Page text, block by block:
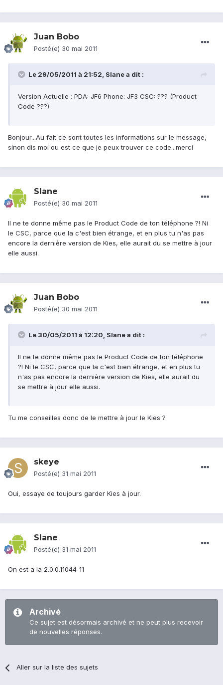
Juan Bobo
Posté(e) 30 mai 2011
Le 29/05/2011 à 21:52, Slane a dit :
Version Actuelle : PDA: JF6 Phone: JF3 CSC: ??? (Product
Code ???)
Bonjour...Au fait ce sont toutes les informations sur le message,
sinon dis moi ou est ce que je peux trouver ce code...merci
Slane
Posté(e) 30 mai 2011
Il ne te donne même pas le Product Code de ton téléphone ?! Ni
le CSC, parce que la c'est bien étrange, et en plus tu n'as pas
encore la dernière version de Kies, elle aurait du se mettre à jour
elle aussi.
Juan Bobo
Posté(e) 30 mai 2011
Le 30/05/2011 à 12:20, Slane a dit :
Il ne te donne même pas le Product Code de ton téléphone
?! Ni le CSC, parce que la c'est bien étrange, et en plus tu
n'as pas encore la dernière version de Kies, elle aurait du
se mettre à jour elle aussi.
Tu me conseilles donc de le mettre à jour le Kies ?
skeye
Posté(e) 31 mai 2011
Oui, essaye de toujours garder Kies à jour.
Slane
Posté(e) 31 mai 2011
On est a la 2.0.0.11044_11
Archivé
Ce sujet est désormais archivé et ne peut plus recevoir
de nouvelles réponses.
Aller sur la liste des sujets